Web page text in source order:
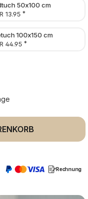
50x100 cm
13.95 *
100x150 cm
44.95 *
Rechnung